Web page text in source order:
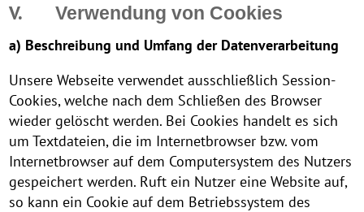
V. Verwendung von Cookies
a) Beschreibung und Umfang der Datenverarbeitung
Unsere Webseite verwendet ausschließlich Session-
Cookies, welche nach dem Schließen des Browser
wieder gelöscht werden. Bei Cookies handelt es sich
um Textdateien, die im Internetbrowser bzw. vom
Internetbrowser auf dem Computersystem des Nutzers
gespeichert werden. Ruft ein Nutzer eine Website auf,
so kann ein Cookie auf dem Betriebssystem des